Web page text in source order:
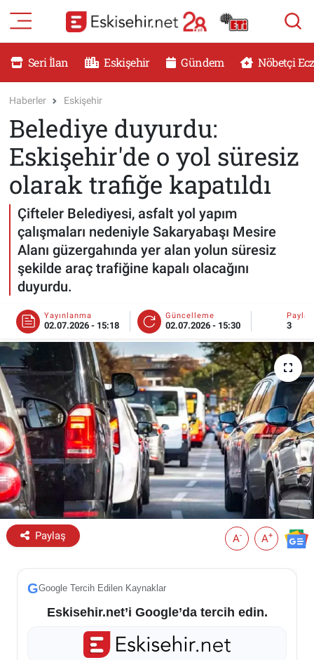
Seri İlan Eskişehir Gündem Nöbetçi
Haberler Eskişehir
Belediye duyurdu:
Eskişehir'de o yol süresiz
olarak trafiğe kapatıldı
Çifteler Belediyesi, asfalt yol yapım
çalışmaları nedeniyle Sakaryabaşı Mesire
Alanı güzergahında yer alan yolun süresiz
şekilde araç trafiğine kapalı olacağını
duyurdu.
Yayınlanma
02.07.2026 - 15:18
Güncelleme
02.07.2026 - 15:30 3
Paylaş A- A+
GGoogle Tercih Edilen Kaynaklar
Eskisehir.net’i Google’da tercih edin.
RESMİ İLANLAR
DÜNYA
SAĞLIK
MAGAZİN
KADIN
TEKNOLOJİ
ESKİŞEHİR NÖBETÇİ ECZANELER
Eskişehir Haber İçerikleri
Eskişehir Hava Durumu
Eskişehir Tramvay Saatleri
Eskişehir Otobüs Saatleri
Eskişehir Nöbetçi Eczaneler
Eskişehir Namaz Vakitleri
Eskişehir Trafik Yoğunluk Haritası
Süper Lig Puan Durumu ve Fikstür
Tüm Manşetler
Son Dakika Haberleri